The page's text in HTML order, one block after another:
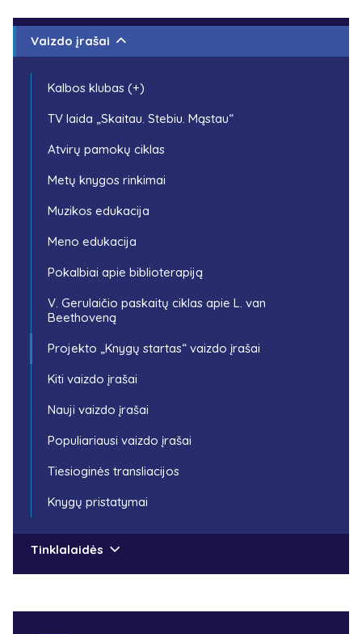
Vaizdo įrašai
Kalbos klubas (+)
TV laida „Skaitau. Stebiu. Mąstau“
Atvirų pamokų ciklas
Metų knygos rinkimai
Muzikos edukacija
Meno edukacija
Pokalbiai apie biblioterapiją
V. Gerulaičio paskaitų ciklas apie L. van
Beethoveną
Projekto „Knygų startas“ vaizdo įrašai
Kiti vaizdo įrašai
Nauji vaizdo įrašai
Populiariausi vaizdo įrašai
Tiesioginės transliacijos
Knygų pristatymai
Tinklalaidės